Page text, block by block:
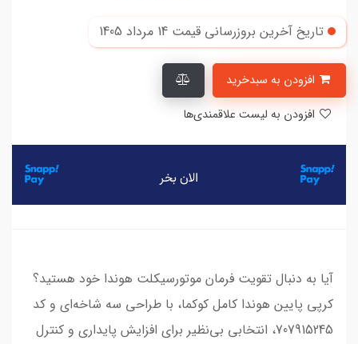
تاریخ آخرین بروزرسانی قیمت 14 مرداد 1405
آیا به دنبال تقویت فرمان موتورسیکلت هوندا خود هستید؟
کرپی پایین هوندا کامل کوکما، با طراحی سه شاخه‌ای و کد
707915245، انتخابی بی‌نظیر برای افزایش پایداری و کنترل